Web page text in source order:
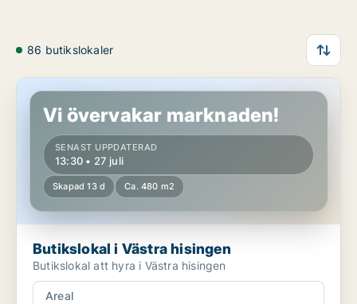
86 butikslokaler
Butikslokal i Västra hisingen
Vi övervakar marknaden!
SENAST UPPDATERAD
13:30 • 27 juli
Skapad 13 d Ca. 480 m2
Butikslokal i Västra hisingen
Butikslokal att hyra i Västra hisingen
Areal